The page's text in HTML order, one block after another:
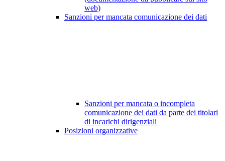
web)
Sanzioni per mancata comunicazione dei dati
Sanzioni per mancata o incompleta
comunicazione dei dati da parte dei titolari
di incarichi dirigenziali
Posizioni organizzative